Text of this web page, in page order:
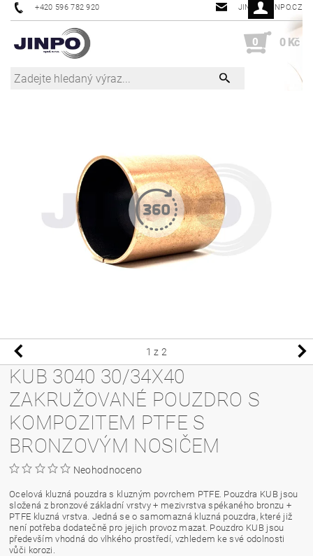
+420 596 782 920 JINPO@JINPO.CZ
0 0 Kč
1 z 2
KUB 3040 30/34X40
ZAKRUŽOVANÉ POUZDRO S
KOMPOZITEM PTFE S
BRONZOVÝM NOSIČEM
Neohodnoceno
Ocelová kluzná pouzdra s kluzným povrchem PTFE. Pouzdra KUB jsou
složená z bronzové základní vrstvy + mezivrstva spékaného bronzu +
PTFE kluzná vrstva. Jedná se o samomazná kluzná pouzdra, které již
není potřeba dodatečně pro jejich provoz mazat. Pouzdro KUB jsou
především vhodná do vlhkého prostředí, vzhledem ke své odolnosti
vůči korozi.